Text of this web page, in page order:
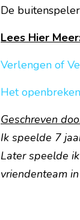
De
Lees Hier
Verlengen of
Het
Geschreven
Ik speelde 7
Later speelde
vriendenteam